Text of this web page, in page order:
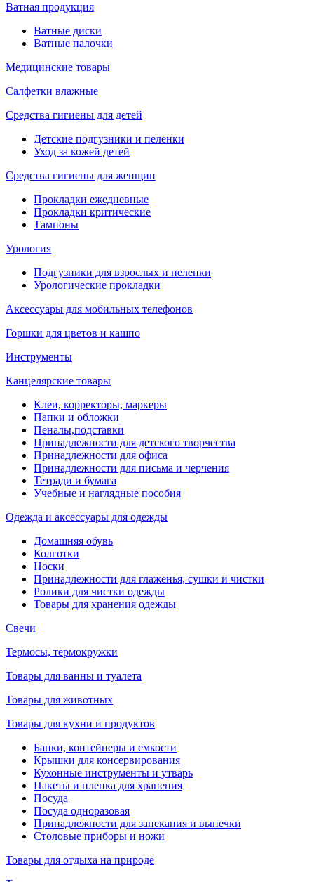
Ватная продукция
Ватные диски
Ватные палочки
Медицинские товары
Салфетки влажные
Средства гигиены для детей
Детские подгузники и пеленки
Уход за кожей детей
Средства гигиены для женщин
Прокладки ежедневные
Прокладки критические
Тампоны
Урология
Подгузники для взрослых и пеленки
Урологические прокладки
Аксессуары для мобильных телефонов
Горшки для цветов и кашпо
Инструменты
Канцелярские товары
Клеи, корректоры, маркеры
Папки и обложки
Пеналы,подставки
Принадлежности для детского творчества
Принадлежности для офиса
Принадлежности для письма и черчения
Тетради и бумага
Учебные и наглядные пособия
Одежда и аксессуары для одежды
Домашняя обувь
Колготки
Носки
Принадлежности для глаженья, сушки и чистки
Ролики для чистки одежды
Товары для хранения одежды
Свечи
Термосы, термокружки
Товары для ванны и туалета
Товары для животных
Товары для кухни и продуктов
Банки, контейнеры и емкости
Крышки для консервирования
Кухонные инструменты и утварь
Пакеты и пленка для хранения
Посуда
Посуда одноразовая
Принадлежности для запекания и выпечки
Столовые приборы и ножи
Товары для отдыха на природе